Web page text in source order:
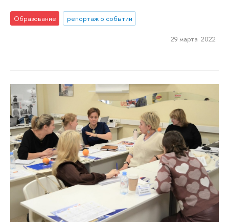
Образование репортаж о событии
29 марта 2022